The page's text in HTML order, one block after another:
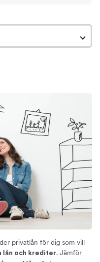
privatlån för dig som vill
lån och krediter. Jämför